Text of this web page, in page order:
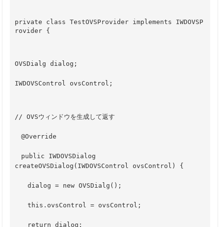
private class TestOVSProvider implements IWDOVSP
rovider {
OVSDialg dialog;
IWDOVSControl ovsControl;
// OVSウィンドウを生成して返す
@Override
public IWDOVSDialog
createOVSDialog(IWDOVSControl ovsControl) {
dialog = new OVSDialg();
this.ovsControl = ovsControl;
return dialog;